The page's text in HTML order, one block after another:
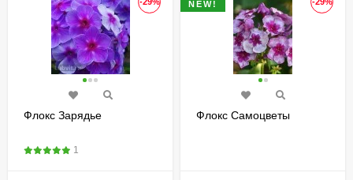
Флокс Зарядье
1
NEW!
Флокс Самоцветы